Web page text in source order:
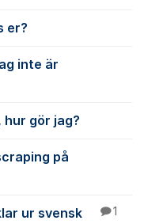
er?
inte är
gör jag?
på
ur svensk
1